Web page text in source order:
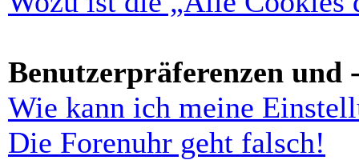
Benutzerpräferenzen und
Wie kann ich meine
Die Forenuhr geht falsch!